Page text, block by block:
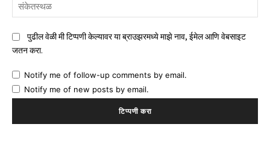
पुढील वेळी मी टिप्पणी केल्यावर या ब्राउझरमध्ये माझे नाव, ईमेल आणि वेबसाइट
जतन करा.
Notify me of follow-up comments by email.
Notify me of new posts by email.